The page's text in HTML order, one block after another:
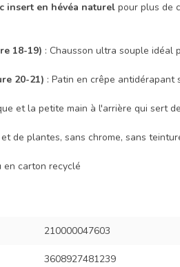
insert en hévéa naturel pour plus de
18-19) : Chausson ultra souple idéal
20-21) : Patin en crêpe
et la petite main à l'arrière qui sert
de plantes, sans chrome, sans
en carton recyclé
210000047603
3608927481239